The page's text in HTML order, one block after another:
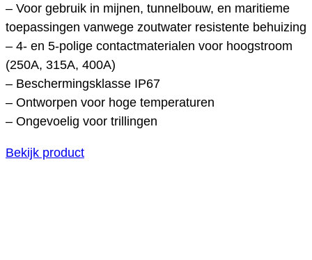
– Voor gebruik in mijnen, tunnelbouw, en maritieme
toepassingen vanwege zoutwater resistente behuizing
– 4- en 5-polige contactmaterialen voor hoogstroom
(250A, 315A, 400A)
– Beschermingsklasse IP67
– Ontworpen voor hoge temperaturen
– Ongevoelig voor trillingen
Bekijk product